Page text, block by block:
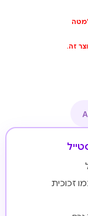
זכוכית